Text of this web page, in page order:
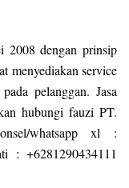
2008 dengan prinsip
menyediakan service
pelanggan. Jasa
hubungi fauzi PT.
whatsapp xl :
: +6281290434111